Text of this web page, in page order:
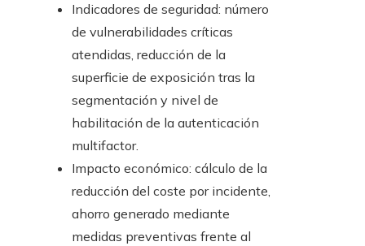
Indicadores de seguridad: número
de vulnerabilidades críticas
atendidas, reducción de la
superficie de exposición tras la
segmentación y nivel de
habilitación de la autenticación
multifactor.
Impacto económico: cálculo de la
reducción del coste por incidente,
ahorro generado mediante
medidas preventivas frente al